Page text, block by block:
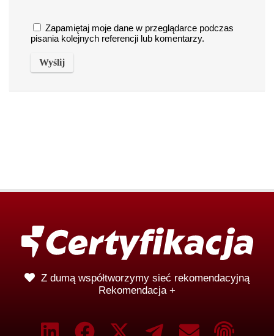
Zapamiętaj moje dane w przeglądarce podczas
pisania kolejnych referencji lub komentarzy.
Z dumą współtworzymy sieć rekomendacyjną
Rekomendacja +